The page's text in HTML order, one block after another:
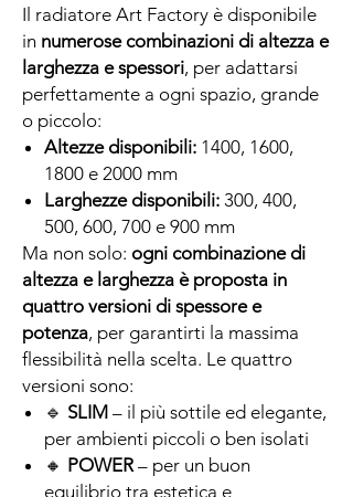
Il radiatore Art Factory è disponibile
in numerose combinazioni di altezza e
larghezza e spessori, per adattarsi
perfettamente a ogni spazio, grande
o piccolo:
Altezze disponibili: 1400, 1600,
1800 e 2000 mm
Larghezze disponibili: 300, 400,
500, 600, 700 e 900 mm
Ma non solo: ogni combinazione di
altezza e larghezza è proposta in
quattro versioni di spessore e
potenza, per garantirti la massima
flessibilità nella scelta. Le quattro
versioni sono:
🔹 SLIM – il più sottile ed elegante,
per ambienti piccoli o ben isolati
🔸 POWER – per un buon
equilibrio tra estetica e